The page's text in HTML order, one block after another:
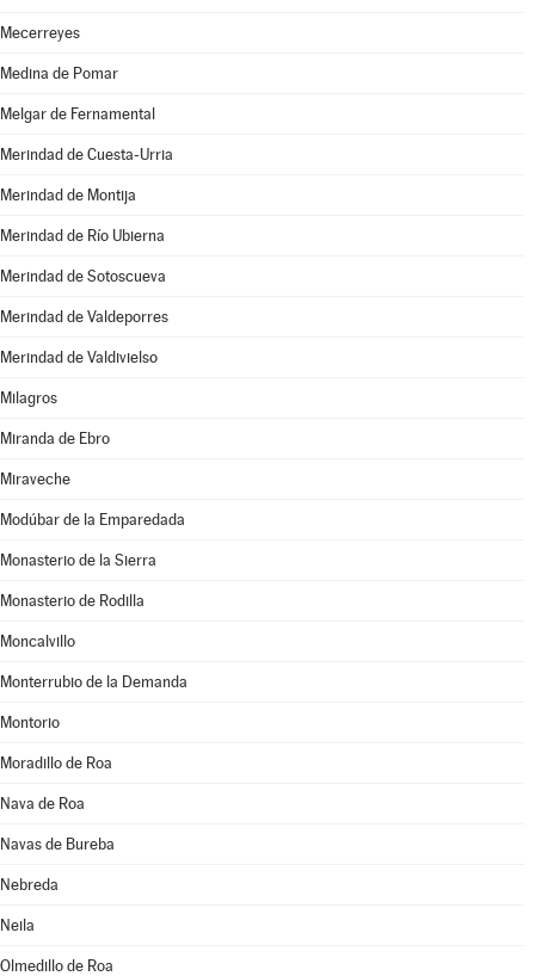
Mecerreyes
Medina de Pomar
Melgar de Fernamental
Merindad de Cuesta-Urria
Merindad de Montija
Merindad de Río Ubierna
Merindad de Sotoscueva
Merindad de Valdeporres
Merindad de Valdivielso
Milagros
Miranda de Ebro
Miraveche
Modúbar de la Emparedada
Monasterio de la Sierra
Monasterio de Rodilla
Moncalvillo
Monterrubio de la Demanda
Montorio
Moradillo de Roa
Nava de Roa
Navas de Bureba
Nebreda
Neila
Olmedillo de Roa